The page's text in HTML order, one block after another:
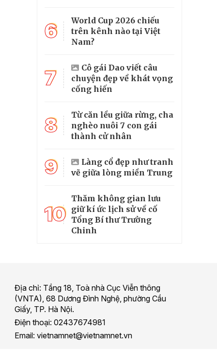
6
World Cup 2026 chiếu
trên kênh nào tại Việt
Nam?
7
Cô gái Dao viết câu
chuyện đẹp về khát vọng
cống hiến
8
Từ căn lều giữa rừng, cha
nghèo nuôi 7 con gái
thành cử nhân
9
Làng cổ đẹp như tranh
vẽ giữa lòng miền Trung
10
Thăm không gian lưu
giữ kí ức lịch sử về cố
Tổng Bí thư Trường
Chinh
Địa chỉ: Tầng 18, Toà nhà Cục Viễn thông
(VNTA), 68 Dương Đình Nghệ, phường Cầu
Giấy, TP. Hà Nội.
Điện thoại: 02437674981
Email: vietnamnet@vietnamnet.vn